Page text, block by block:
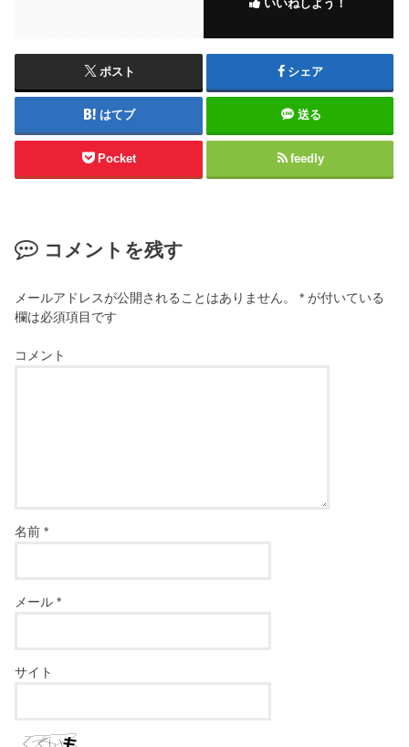
いいねしよう！
ポスト シェア
はてブ 送る
Pocket feedly
コメントを残す
メールアドレスが公開されることはありません。 * が付いている
欄は必須項目です
コメント
名前*
メール*
サイト